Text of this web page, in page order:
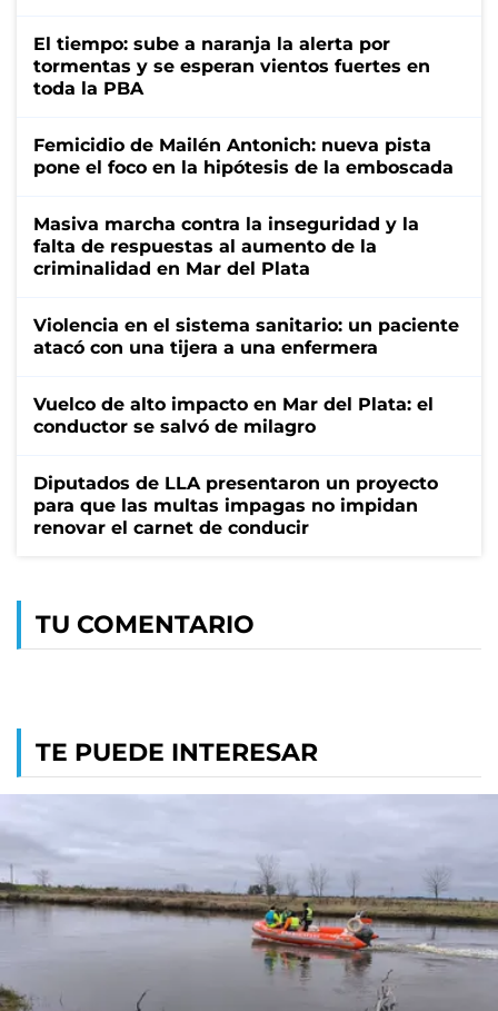
El tiempo: sube a naranja la alerta por
tormentas y se esperan vientos fuertes en
toda la PBA
Femicidio de Mailén Antonich: nueva pista
pone el foco en la hipótesis de la emboscada
Masiva marcha contra la inseguridad y la
falta de respuestas al aumento de la
criminalidad en Mar del Plata
Violencia en el sistema sanitario: un paciente
atacó con una tijera a una enfermera
Vuelco de alto impacto en Mar del Plata: el
conductor se salvó de milagro
Diputados de LLA presentaron un proyecto
para que las multas impagas no impidan
renovar el carnet de conducir
TU COMENTARIO
TE PUEDE INTERESAR